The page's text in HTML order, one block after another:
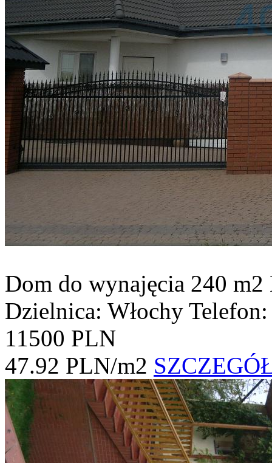
Dom do wynajęcia 240 m2
Dzielnica: Włochy
11500 PLN
47.92 PLN/m2